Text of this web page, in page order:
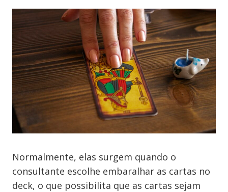
Normalmente, elas surgem quando o
consultante escolhe embaralhar as cartas no
deck, o que possibilita que as cartas sejam